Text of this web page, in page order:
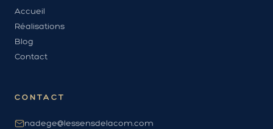
Accueil
Réalisations
Blog
Contact
CONTACT
nadege@lessensdelacom.com